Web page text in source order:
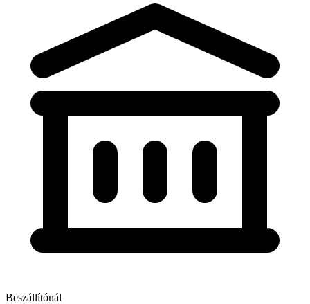
Beszállítónál